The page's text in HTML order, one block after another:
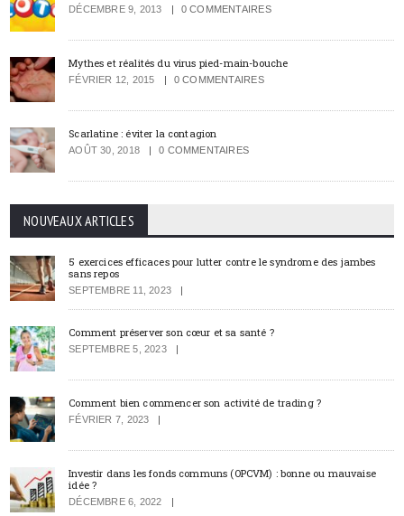
DÉCEMBRE 9, 2013 0 COMMENTAIRES
Mythes et réalités du virus pied-main-bouche
FÉVRIER 12, 2015 0 COMMENTAIRES
Scarlatine : éviter la contagion
AOÛT 30, 2018 0 COMMENTAIRES
NOUVEAUX ARTICLES
5 exercices efficaces pour lutter contre le syndrome des jambes
sans repos
SEPTEMBRE 11, 2023
Comment préserver son cœur et sa santé ?
SEPTEMBRE 5, 2023
Comment bien commencer son activité de trading ?
FÉVRIER 7, 2023
Investir dans les fonds communs (OPCVM) : bonne ou mauvaise
idée ?
DÉCEMBRE 6, 2022